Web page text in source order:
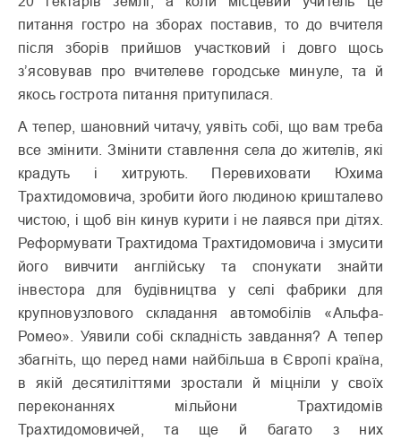
питання гостро на зборах поставив, то до вчителя
після зборів прийшов участковий і довго щось
з’ясовував про вчителеве городське минуле, та й
якось гострота питання притупилася.
А тепер, шановний читачу, уявіть собі, що вам треба
все змінити. Змінити ставлення села до жителів, які
крадуть і хитрують. Перевиховати Юхима
Трахтидомовича, зробити його людиною кришталево
чистою, і щоб він кинув курити і не лаявся при дітях.
Реформувати Трахтидома Трахтидомовича і змусити
його вивчити англійську та спонукати знайти
інвестора для будівництва у селі фабрики для
крупновузлового складання автомобілів «Альфа-
Ромео». Уявили собі складність завдання? А тепер
збагніть, що перед нами найбільша в Європі країна,
в якій десятиліттями зростали й міцніли у своїх
переконаннях мільйони Трахтидомів
Трахтидомовичей, та ще й багато з них